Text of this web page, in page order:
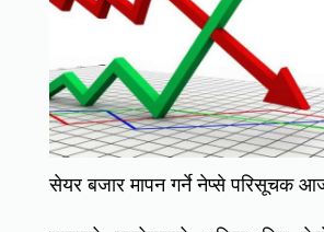
सेयर बजार मापन गर्ने नेप्से परिसूचक